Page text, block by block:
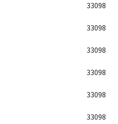
33098
33098
33098
33098
33098
33098